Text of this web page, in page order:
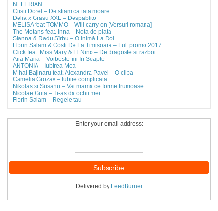
NEFERIAN
Cristi Dorel – De stiam ca tata moare
Delia x Grasu XXL – Despablito
MELISA feat TOMMO – Will carry on [Versuri romana]
The Motans feat. Inna – Nota de plata
Sianna & Radu Sîrbu – O Inimă La Doi
Florin Salam & Costi De La Timisoara – Full promo 2017
Click feat. Miss Mary & El Nino – De dragoste si razboi
Ana Maria – Vorbeste-mi In Soapte
ANTONIA – Iubirea Mea
Mihai Bajinaru feat. Alexandra Pavel – O clipa
Camelia Grozav – Iubire complicata
Nikolas si Susanu – Vai mama ce forme frumoase
Nicolae Guta – Ti-as da ochii mei
Florin Salam – Regele tau
Enter your email address:
Delivered by FeedBurner